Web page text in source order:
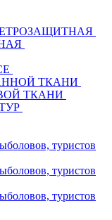
ТКАНИ
ТКАНИ
туристов
туристов
туристов